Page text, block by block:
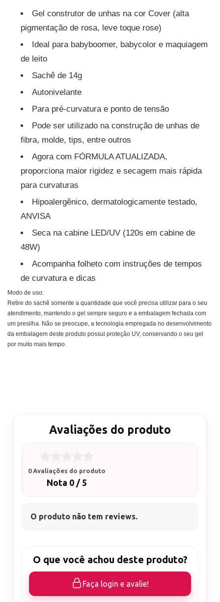
Gel construtor de unhas na cor Cover (alta
pigmentação de rosa, leve toque rose)
Ideal para babyboomer, babycolor e maquiagem
de leito
Sachê de 14g
Autonivelante
Para pré-curvatura e ponto de tensão
Pode ser utilizado na construção de unhas de
fibra, molde, tips, entre outros
Agora com FÓRMULA ATUALIZADA,
proporciona maior rigidez e secagem mais rápida
para curvaturas
Hipoalergênico, dermatologicamente testado,
ANVISA
Seca na cabine LED/UV (120s em cabine de
48W)
Acompanha folheto com instruções de tempos
de curvatura e dicas
Modo de uso:
Retire do sachê somente a quantidade que você precisa utilizar para o seu
atendimento, mantendo o gel sempre seguro e a embalagem fechada com
um presilha. Não se preocupe, a tecnologia empregada no desenvolvimento
da embalagem deste produto possui proteção UV, conservando o seu gel
por muito mais tempo.
Avaliações do produto
0 Avaliações do produto
Nota 0 / 5
O produto não tem reviews.
O que você achou deste produto?
Faça login e avalie!